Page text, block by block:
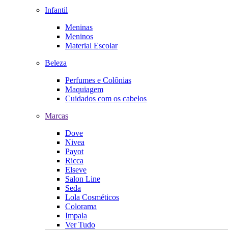
Infantil
Meninas
Meninos
Material Escolar
Beleza
Perfumes e Colônias
Maquiagem
Cuidados com os cabelos
Marcas
Dove
Nivea
Payot
Ricca
Elseve
Salon Line
Seda
Lola Cosméticos
Colorama
Impala
Ver Tudo